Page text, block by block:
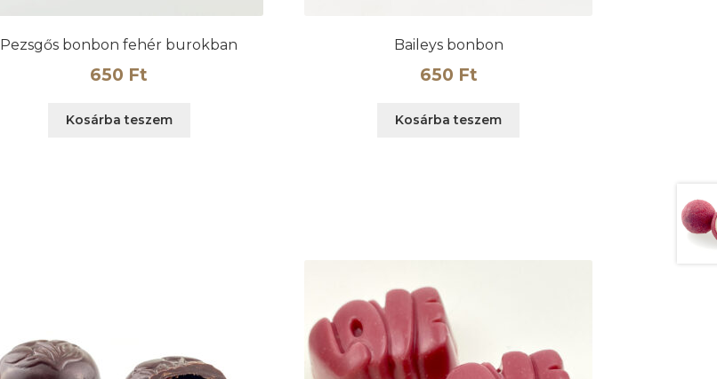
Pezsgős bonbon fehér burokban
650 Ft
Kosárba teszem
Baileys bonbon
650 Ft
Kosárba teszem